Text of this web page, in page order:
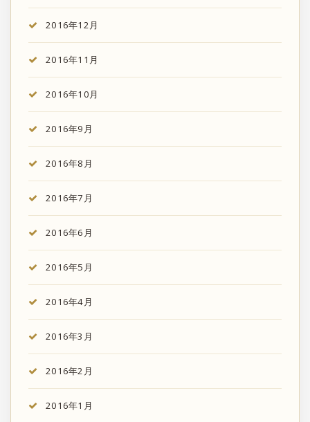
2016年12月
2016年11月
2016年10月
2016年9月
2016年8月
2016年7月
2016年6月
2016年5月
2016年4月
2016年3月
2016年2月
2016年1月